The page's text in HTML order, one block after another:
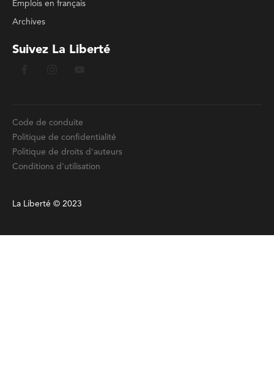
Emplois en français
Archives
Suivez La Liberté
Code de conduite
Politique de confidentialité
Politique de droits d'auteurs
Conditions d'utilisation
La Liberté © 2023